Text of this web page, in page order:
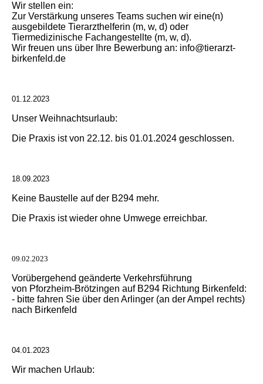
Wir stellen ein:
Zur Verstärkung unseres Teams suchen wir eine(n)
ausgebildete Tierarzthelferin (m, w, d) oder
Tiermedizinische Fachangestellte (m, w, d).
Wir freuen uns über Ihre Bewerbung an: info@tierarzt-
birkenfeld.de
01.12.2023
Unser Weihnachtsurlaub:
Die Praxis ist von 22.12. bis 01.01.2024 geschlossen.
18.09.2023
Keine Baustelle auf der B294 mehr.
Die Praxis ist wieder ohne Umwege erreichbar.
09.02.2023
Vorübergehend geänderte Verkehrsführung
von Pforzheim-Brötzingen auf B294 Richtung Birkenfeld:
- bitte fahren Sie über den Arlinger (an der Ampel rechts)
nach Birkenfeld
04.01.2023
Wir machen Urlaub: